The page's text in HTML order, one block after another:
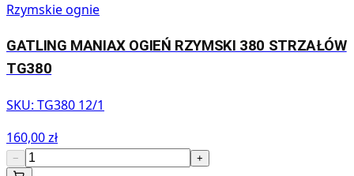
Rzymskie ognie
GATLING MANIAX OGIEŃ RZYMSKI 380 STRZAŁÓW
TG380
SKU: TG380 12/1
160,00 zł
− +